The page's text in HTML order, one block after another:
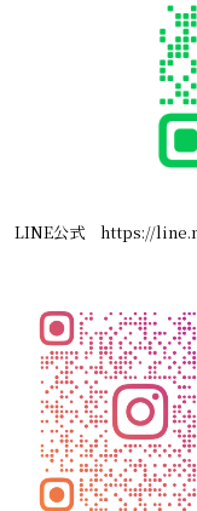
LINE公式 https://